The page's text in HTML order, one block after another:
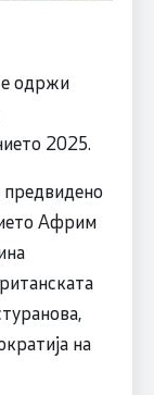
одржи
2025.
Африм
на